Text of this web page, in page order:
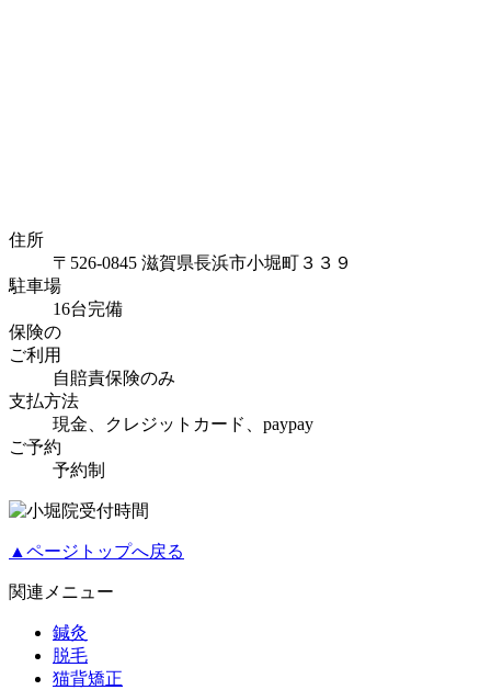
住所
〒526-0845 滋賀県長浜市小堀町３３９
駐車場
16台完備
保険の
ご利用
自賠責保険のみ
支払方法
現金、クレジットカード、paypay
ご予約
予約制
▲ページトップへ戻る
関連メニュー
鍼灸
脱毛
猫背矯正